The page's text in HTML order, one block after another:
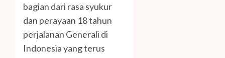
bagian dari rasa syukur
dan perayaan 18 tahun
perjalanan Generali di
Indonesia yang terus